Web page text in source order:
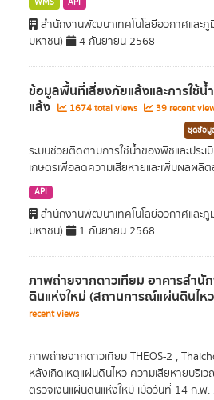
WMS API
สำนักงานพัฒนาเทคโนโลยีอวกาศและ
มหาชน)
4 กันยายน 2568
ข้อมูลพื้นที่เสี่ยงภัยแล้งและการใช้นํ้
แล้ง 1674 total views 39 recent
ชุดข้อมู
ระบบช่วยติดตามการใช้น้ำของพืชและประ
เกษตรเพื่อลดความเสียหายและเพิ่มผลผลิ
API
สำนักงานพัฒนาเทคโนโลยีอวกาศและ
มหาชน)
1 กันยายน 2568
ภาพถ่ายจากดาวเทียม อาคารสำนั
ดินแห่งใหม่ (สถานการณ์แผ่นดินไห
recent views
ภาพถ่ายจากดาวเทียม THEOS-2 ,
หลังเกิดเหตุแผ่นดินไหว ความเสียหายบริ
ตรวจเงินแผ่นดินแห่งใหม่ เมื่อวันที่ 14 ก.พ.